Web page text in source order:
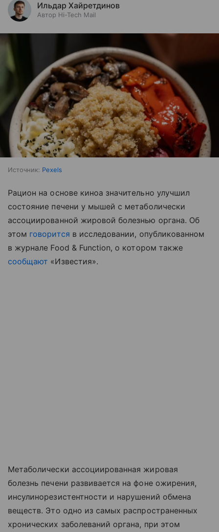
Ильдар Хайретдинов
Автор Hi-Tech Mail
Источник: Pexels
Рацион на основе киноа значительно улучшил
состояние печени у мышей с метаболически
ассоциированной жировой болезнью органа. Об
этом говорится в исследовании, опубликованном
в журнале Food & Function, о котором также
сообщают «Известия».
Метаболически ассоциированная жировая
болезнь печени развивается на фоне ожирения,
инсулинорезистентности и нарушений обмена
веществ. Это одно из самых распространенных
хронических заболеваний органа, при этом